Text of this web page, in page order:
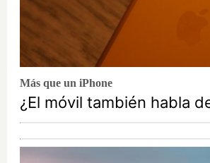
Más que un iPhone
¿El móvil también habla